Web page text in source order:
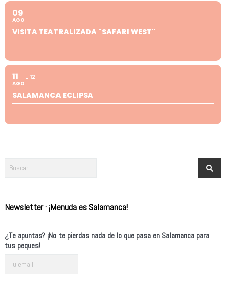
09
AGO
VISITA TEATRALIZADA "SAFARI WEST"
11
AGO
12
SALAMANCA ECLIPSA
Newsletter · ¡Menuda es Salamanca!
¿Te apuntas? ¡No te pierdas nada de lo que pasa en Salamanca para
tus peques!